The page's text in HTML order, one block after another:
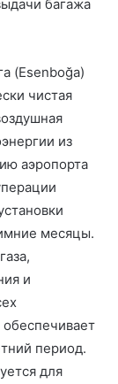
багажа
(Esenboğa)
чистая
из
аэропорта
месяцы.
и
период.
для